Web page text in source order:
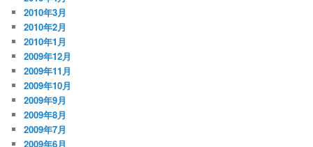
2010年3月
2010年2月
2010年1月
2009年12月
2009年11月
2009年10月
2009年9月
2009年8月
2009年7月
2009年6月